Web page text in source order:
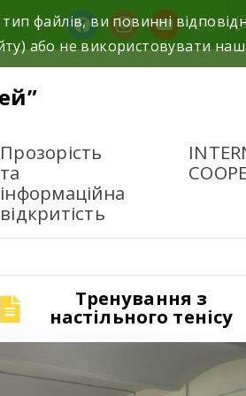
Прозорість
та
інформаційна
відкритість
Тренування з
настільного тенісу
файлів, ви повинні
або не використовувати